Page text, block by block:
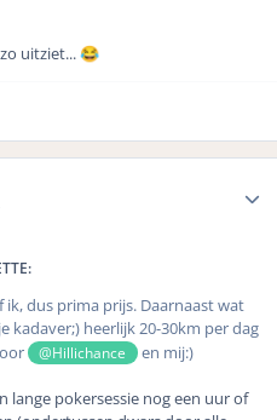
uitziet... 😂
ik, dus prima prijs. Daarnaast wat
kadaver;) heerlijk 20-30km per dag
@Hillichance
en mij:)
lange pokersessie nog een uur of